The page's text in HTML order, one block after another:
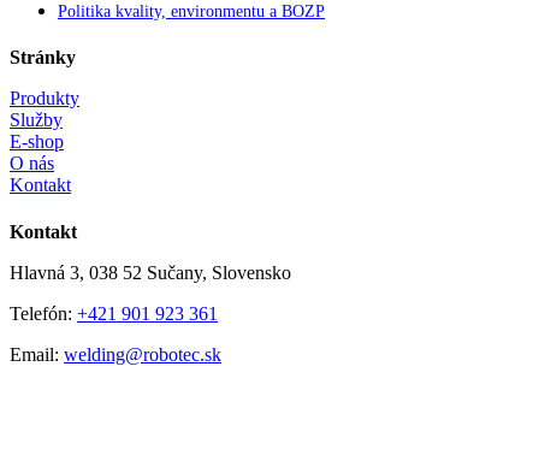
Politika kvality, environmentu a BOZP
Stránky
Produkty
Služby
E-shop
O nás
Kontakt
Kontakt
Hlavná 3, 038 52 Sučany, Slovensko
Telefón: +421 901 923 361
Email: welding@robotec.sk